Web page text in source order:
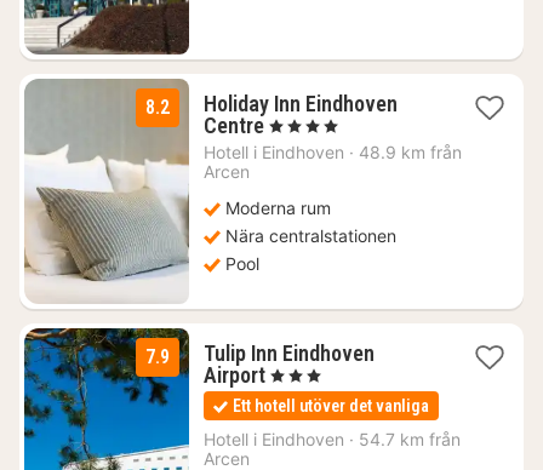
8.2
Holiday Inn Eindhoven
Centre2
nätter
kr.
, 4 Stjärnor
Hotell i Eindhoven · 48.9 km från
Arcen
Moderna rum
Nära centralstationen
Pool
7.9
Tulip Inn Eindhoven
Airport1
natt
från
1370
, 3 Stjärnor
Ett hotell utöver det vanliga
Hotell i Eindhoven · 54.7 km från
Arcen